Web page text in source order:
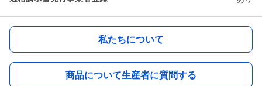
私たちについて
商品について生産者に質問する